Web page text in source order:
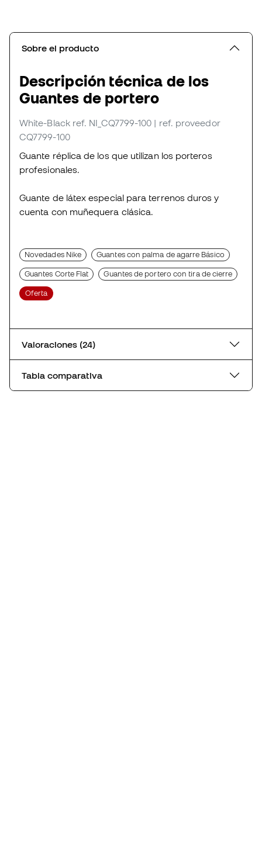
Sobre el producto
Descripción técnica de los
Guantes de portero
White-Black ref. NI_CQ7799-100 | ref. proveedor
CQ7799-100
Guante réplica de los que utilizan los porteros
profesionales.
Guante de látex especial para terrenos duros y
cuenta con muñequera clásica.
Novedades Nike Guantes con palma de agarre Básico
Guantes Corte Flat Guantes de portero con tira de cierre
Oferta
Valoraciones (24)
Tabla comparativa